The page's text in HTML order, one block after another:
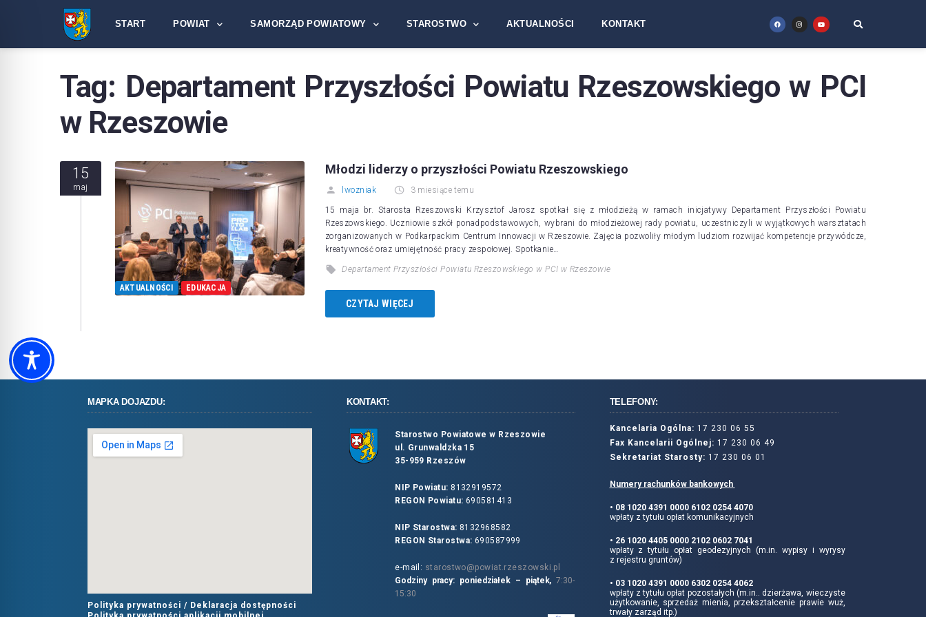
START POWIAT SAMORZĄD POWIATOWY STAROSTWO AKTUALNOŚCI KONTAKT
Tag: Departament Przyszłości Powiatu Rzeszowskiego w PCI
w Rzeszowie
15
maj
AKTUALNOŚCI EDUKACJA
Młodzi liderzy o przyszłości Powiatu Rzeszowskiego
lwozniak 3 miesiące temu
15 maja br. Starosta Rzeszowski Krzysztof Jarosz spotkał się z młodzieżą w ramach inicjatywy Departament Przyszłości Powiatu
Rzeszowskiego. Uczniowie szkół ponadpodstawowych, wybrani do młodzieżowej rady powiatu, uczestniczyli w wyjątkowych warsztatach
zorganizowanych w Podkarpackim Centrum Innowacji w Rzeszowie. Zajęcia pozwoliły młodym ludziom rozwijać kompetencje przywódcze,
kreatywność oraz umiejętność pracy zespołowej. Spotkanie…
Departament Przyszłości Powiatu Rzeszowskiego w PCI w Rzeszowie
CZYTAJ WIĘCEJ
MAPKA DOJAZDU:
Polityka prywatności / Deklaracja dostępności
KONTAKT:
Starostwo Powiatowe w Rzeszowie
ul. Grunwaldzka 15
35-959 Rzeszów
NIP Powiatu: 8132919572
REGON Powiatu: 690581413
NIP Starostwa: 8132968582
REGON Starostwa: 690587999
e-mail: starostwo@powiat.rzeszowski.pl
Godziny pracy: poniedziałek – piątek,7:30-
15:30
TELEFONY:
Kancelaria Ogólna: 17 230 06 55
Fax Kancelarii Ogólnej: 17 230 06 49
Sekretariat Starosty: 17 230 06 01
Numery rachunków bankowych
• 08 1020 4391 0000 6102 0254 4070
wpłaty z tytułu opłat komunikacyjnych
• 26 1020 4405 0000 2102 0602 7041
wpłaty z tytułu opłat geodezyjnych (m.in. wypisy i wyrysy
z rejestru gruntów)
• 03 1020 4391 0000 6302 0254 4062
wpłaty z tytułu opłat pozostałych (m.in.. dzierżawa, wieczyste
użytkowanie, sprzedaż mienia, przekształcenie prawie wuż,
trwały zarząd itp.)